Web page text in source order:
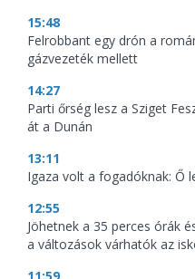
15:48
Felrobbant egy drón a
gázvezeték mellett
14:27
Parti őrség lesz a Sziget
át a Dunán
13:11
Igaza volt a fogadóknak: Ő
12:55
Jöhetnek a 35 perces órák
a változások várhatók az